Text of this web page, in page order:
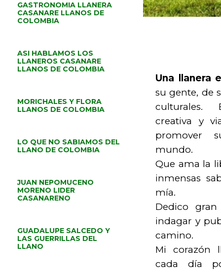
GASTRONOMIA LLANERA
CASANARE LLANOS DE
COLOMBIA
ASI HABLAMOS LOS
LLANEROS CASANARE
LLANOS DE COLOMBIA
MORICHALES Y FLORA
LLANOS DE COLOMBIA
LO QUE NO SABIAMOS DEL
LLANO DE COLOMBIA
JUAN NEPOMUCENO
MORENO LIDER
CASANARENO
GUADALUPE SALCEDO Y
LAS GUERRILLAS DEL
LLANO
Una llanera
su gente, de
culturales.
creativa y
promover
mundo.
Que ama la
inmensas
mía.
Dedico
indagar y
camino.
Mi corazón
cada día